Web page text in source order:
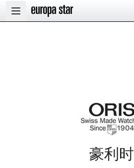
Open main menu
豪利时